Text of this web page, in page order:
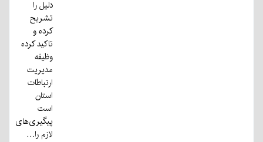
دلیل را
تشریح
کرده و
تاکید کرده
وظیفه
مدیریت
ارتباطات
استان
است
پیگیری‌های
لازم را…